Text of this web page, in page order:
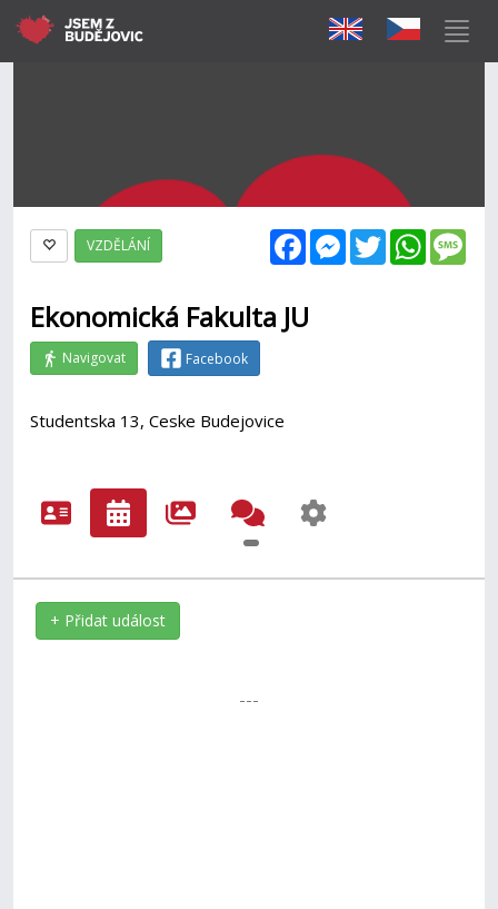
FacebookMessenger
Twitter
VZDĚLÁNÍ
Ekonomická Fakulta JU
Navigovat Facebook
Studentska 13, Ceske Budejovice
+ Přidat událost
---